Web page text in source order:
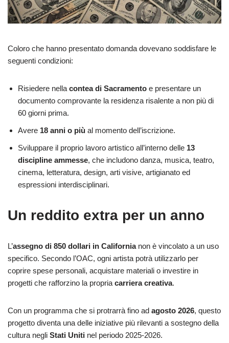
Coloro che hanno presentato domanda dovevano soddisfare le
seguenti condizioni:
Risiedere nella contea di Sacramento e presentare un
documento comprovante la residenza risalente a non più di
60 giorni prima.
Avere 18 anni o più al momento dell’iscrizione.
Sviluppare il proprio lavoro artistico all’interno delle 13
discipline ammesse, che includono danza, musica, teatro,
cinema, letteratura, design, arti visive, artigianato ed
espressioni interdisciplinari.
Un reddito extra per un anno
L’assegno di 850 dollari in Californianon è vincolato a un uso
specifico. Secondo l’OAC, ogni artista potrà utilizzarlo per
coprire spese personali, acquistare materiali o investire in
progetti che rafforzino la propria carriera creativa.
Con un programma che si protrarrà fino ad agosto 2026, questo
progetto diventa una delle iniziative più rilevanti a sostegno della
cultura negli Stati Uniti nel periodo 2025-2026.